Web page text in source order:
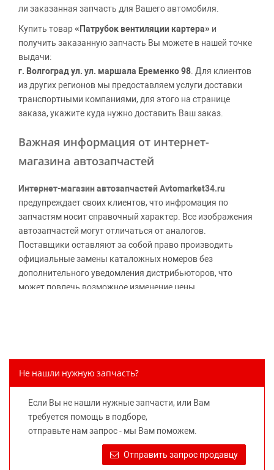
ли заказанная запчасть для Вашего автомобиля.
Купить товар«Патрубок вентиляции картера» и
получить заказанную запчасть Вы можете в нашей точке
выдачи:
г. Волгоград ул. ул. маршала Еременко 98 . Для клиентов
из других регионов мы предоставляем услуги доставки
транспортными компаниями, для этого на странице
заказа, укажите куда нужно доставить Ваш заказ.
Важная информация от интернет-
магазина автозапчастей
Интернет-магазин автозапчастей Avtomarket34.ru
предупреждает своих клиентов, что инфромация по
запчастям носит справочный характер. Все изображения
автозапчастей могут отличаться от аналогов.
Поставщики оставляют за собой право производить
официальные замены каталожных номеров без
дополнительного уведомления дистрибьюторов, что
может повлечь возможное изменение цены.
не вводит потребителя в заблуждение относительно
автомобилей и их производителей, не нарушает права
правообладателей указанных товарных знаков.
Требование предоставлять покупателю необходимую и
достоверную информацию о товаре, предлагаемом к
продаже, обеспечивающую возможность их правильного
Не нашли нужную запчасть?
Если Вы не нашли нужные запчасти, или Вам
требуется помощь в подборе,
отправьте нам запрос - мы Вам поможем.
Отправить запрос продавцу